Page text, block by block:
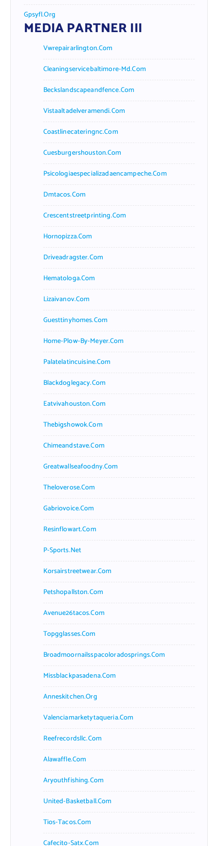
Gpsyfl.org
MEDIA PARTNER III
Vwrepairarlington.com
Cleaningservicebaltimore-Md.com
Beckslandscapeandfence.com
Vistaaltadelveramendi.com
Coastlinecateringnc.com
Cuesburgershouston.com
Psicologiaespecializadaencampeche.com
Dmtacos.com
Crescentstreetprinting.com
Hornopizza.com
Driveadragster.com
Hematologa.com
Lizaivanov.com
Guesttinyhomes.com
Home-Plow-By-Meyer.com
Palatelatincuisine.com
Blackdoglegacy.com
Eatvivahouston.com
Thebigshowok.com
Chimeandstave.com
Greatwallseafoodny.com
Theloverose.com
Gabriovoice.com
Resinflowart.com
P-Sports.net
Korsairstreetwear.com
Petshopallston.com
Avenue26tacos.com
Topgglasses.com
Broadmoornailsspacoloradosprings.com
Missblackpasadena.com
Anneskitchen.org
Valenciamarketytaqueria.com
Reefrecordsllc.com
Alawaffle.com
Aryouthfishing.com
United-Basketball.com
Tios-Tacos.com
Cafecito-Satx.com